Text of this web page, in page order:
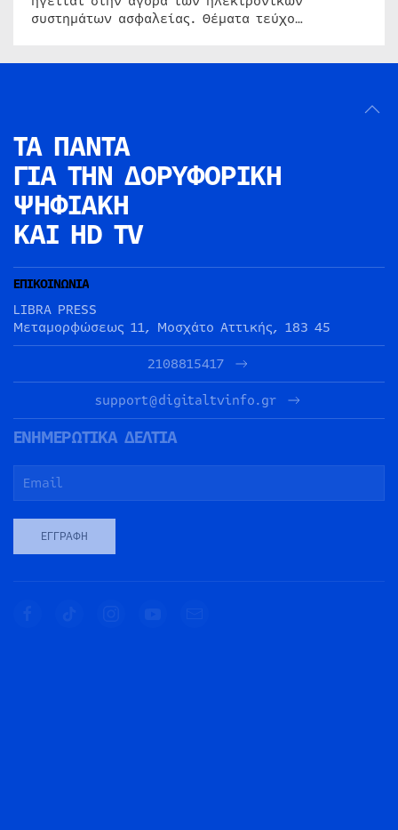
συστημάτων ασφαλείας. Θέματα τεύχο…
ΤΑ ΠΑΝΤΑ
ΓΙΑ ΤΗΝ ΔΟΡΥΦΟΡΙΚΗ
ΨΗΦΙΑΚΗ
ΚΑΙ HD TV
ΕΠΙΚΟΙΝΩΝΙΑ
LIBRA PRESS
Μεταμορφώσεως 11, Μοσχάτο Αττικής, 183 45
2108815417
support@digitaltvinfo.gr
ΕΝΗΜΕΡΩΤΙΚΑ ΔΕΛΤΙΑ
ΕΓΓΡΑΦΉ